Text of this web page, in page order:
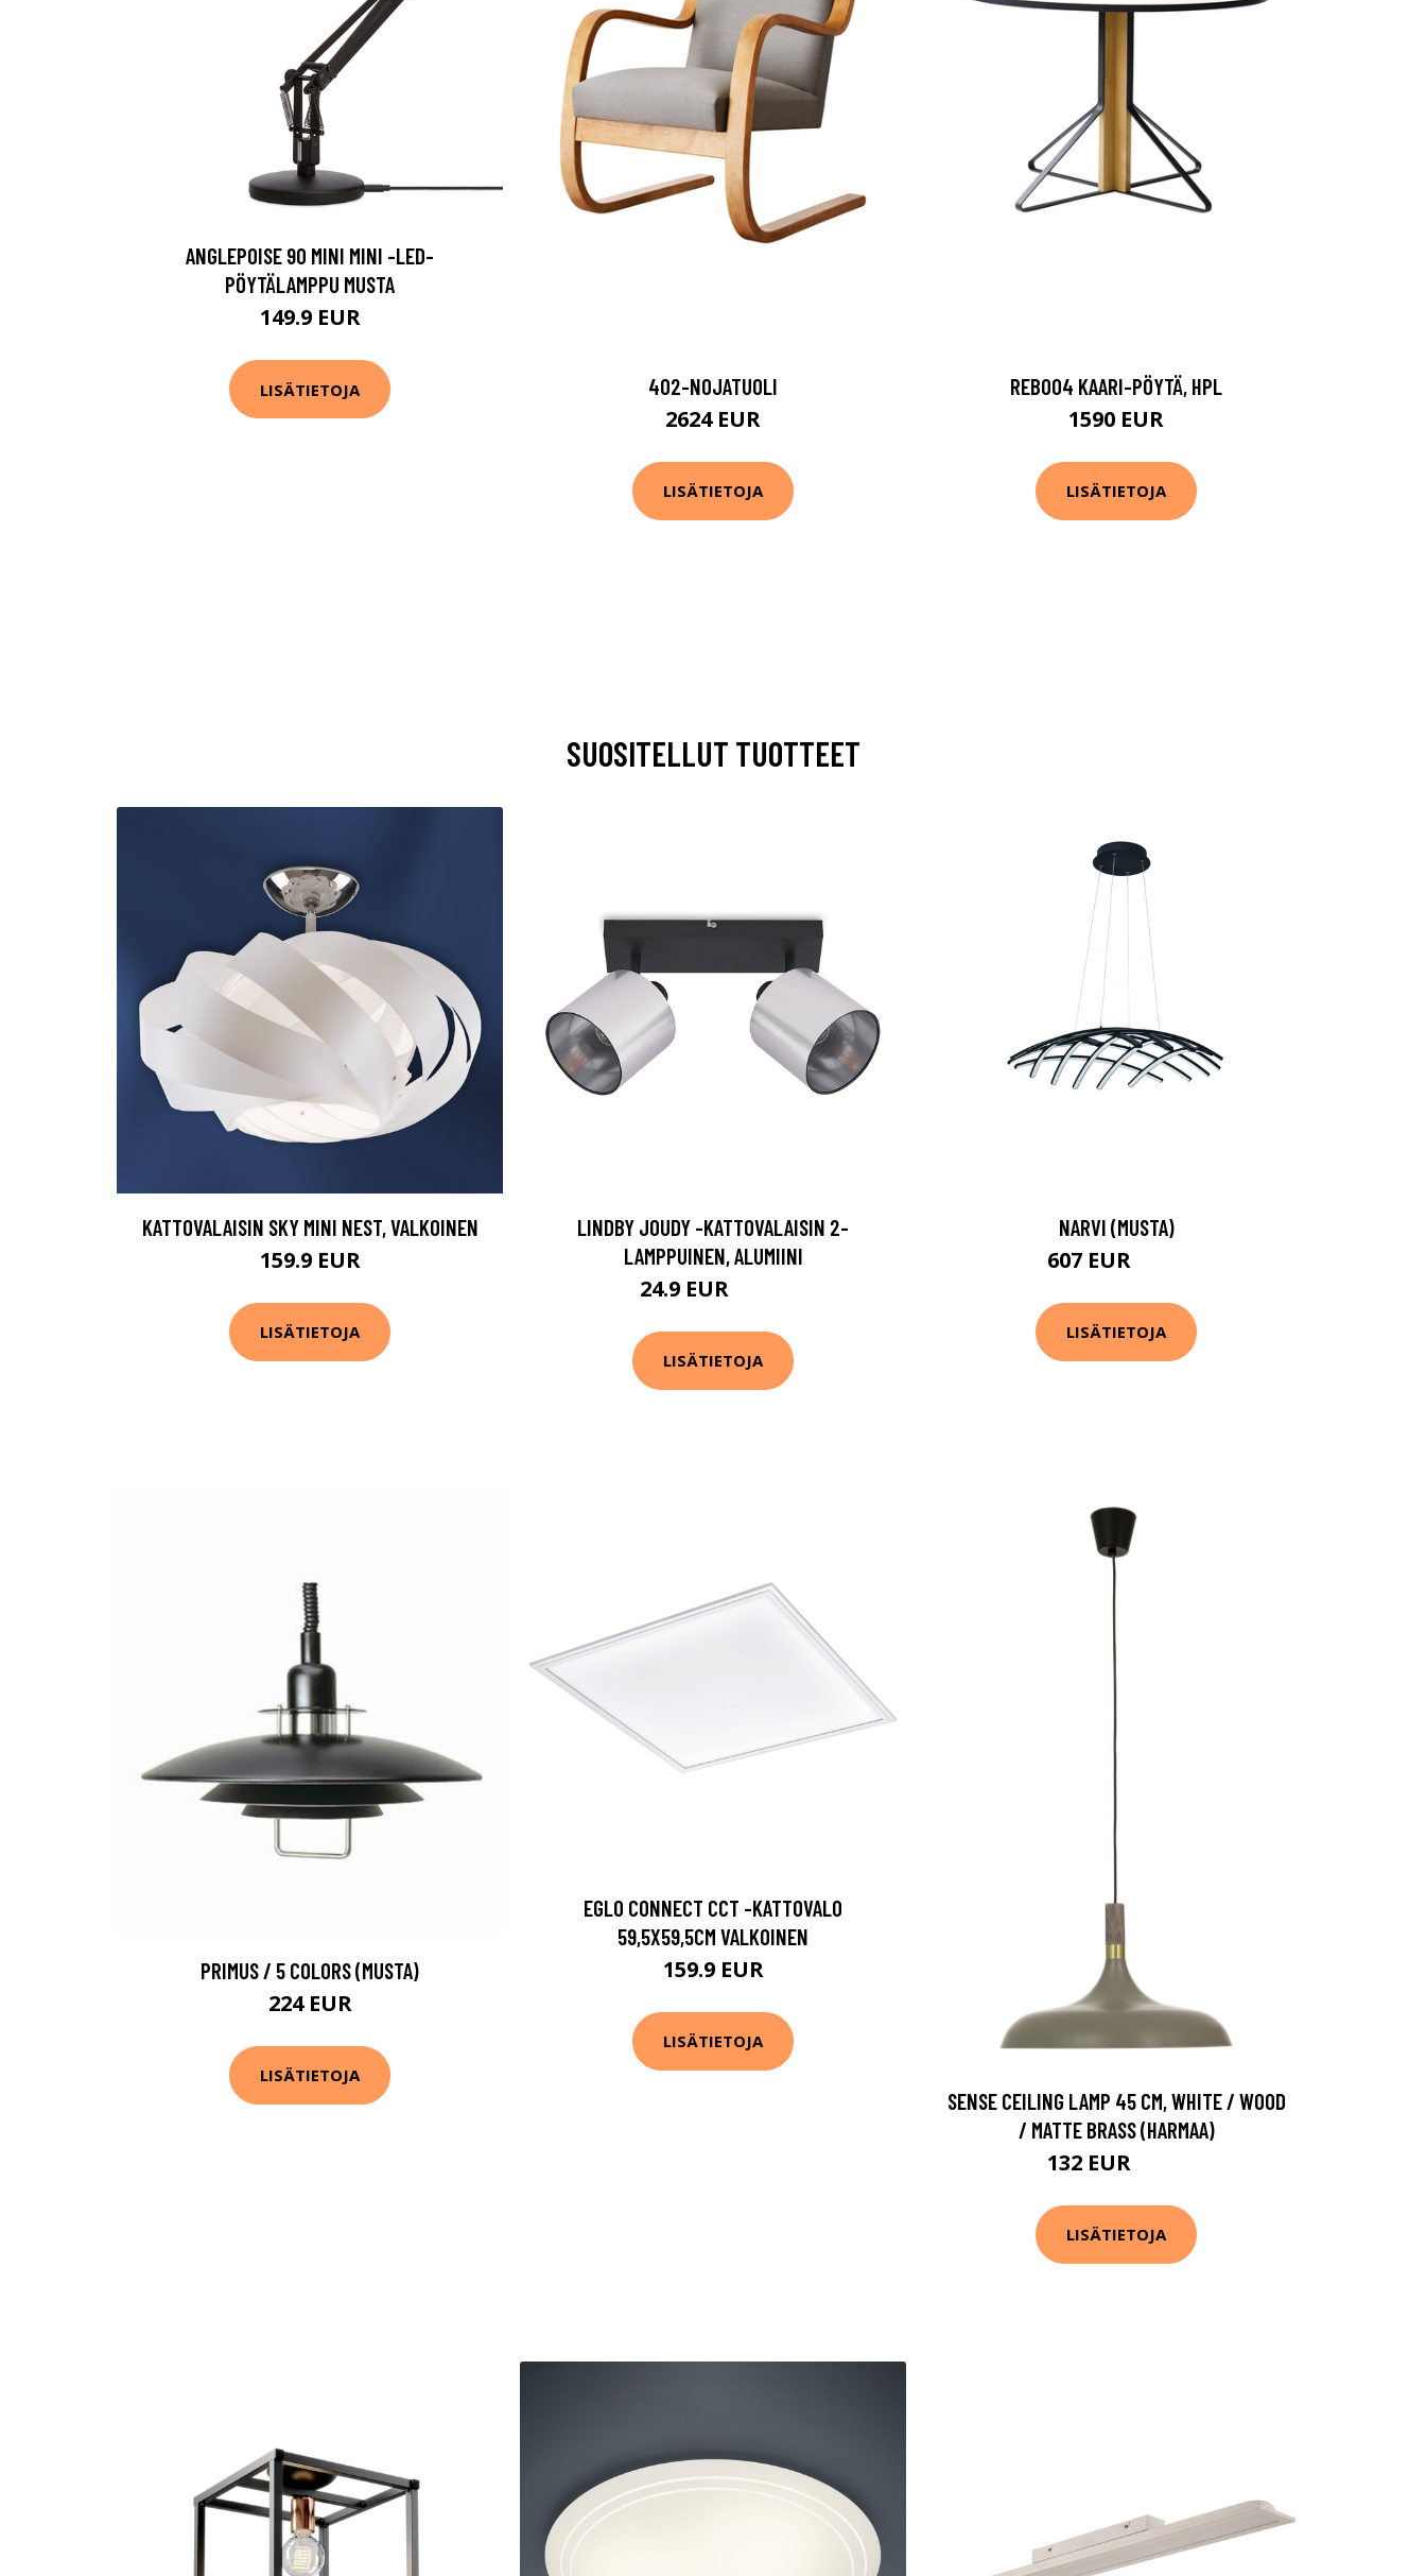
ANGLEPOISE 90 MINI MINI -LED-
PÖYTÄLAMPPU MUSTA
149.9 EUR
LISÄTIETOJA 402-NOJATUOLI
2624 EUR
LISÄTIETOJA
REB004 KAARI-PÖYTÄ, HPL
1590 EUR
LISÄTIETOJA
SUOSITELLUT TUOTTEET
KATTOVALAISIN SKY MINI NEST, VALKOINEN
159.9 EUR
LISÄTIETOJA
LINDBY JOUDY -KATTOVALAISIN 2-
LAMPPUINEN, ALUMIINI
24.9 EUR
LISÄTIETOJA
NARVI (MUSTA)
607 EUR
LISÄTIETOJA
PRIMUS / 5 COLORS (MUSTA)
224 EUR
LISÄTIETOJA
EGLO CONNECT CCT -KATTOVALO
59,5X59,5CM VALKOINEN
159.9 EUR
LISÄTIETOJA
SENSE CEILING LAMP 45 CM, WHITE / WOOD
/ MATTE BRASS (HARMAA)
132 EUR
LISÄTIETOJA